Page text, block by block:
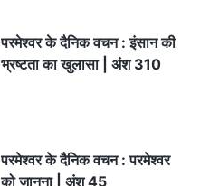
परमेश्वर के दैनिक वचन : इंसान की
भ्रष्टता का खुलासा | अंश 310
परमेश्वर के दैनिक वचन : परमेश्वर
को जानना | अंश 45